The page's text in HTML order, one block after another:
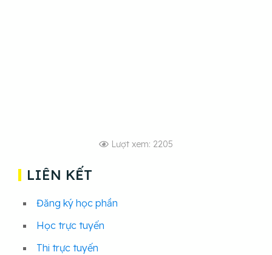
Lượt xem: 2205
LIÊN KẾT
Đăng ký học phần
Học trực tuyến
Thi trực tuyến